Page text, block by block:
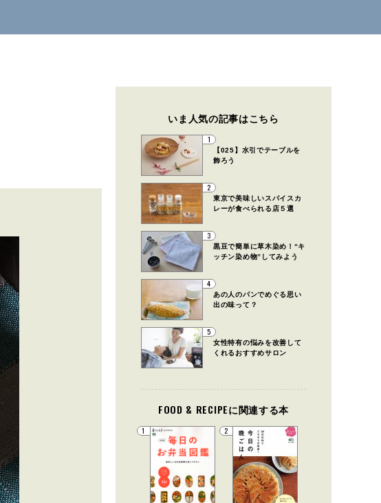
いま人気の記事はこちら
1
【025】水引でテーブルを
飾ろう
2
東京で美味しいスパイスカ
レーが食べられる店５選
3
黒豆で簡単に草木染め！“キ
ッチン染め物”してみよう
4
あの人のパンでめぐる思い
出の味って？
5
女性特有の悩みを改善して
くれるおすすめサロン
FOOD & RECIPEに関連する本
1 2